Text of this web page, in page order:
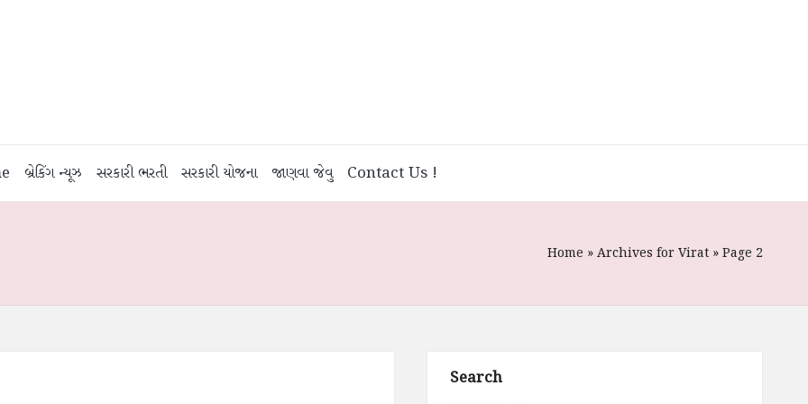
બ્રેકિંગ ન્યૂઝ સરકારી ભરતી સરકારી યોજના જાણવા જેવુ Contact Us !
Home » Archives for Virat » Page 2
Search